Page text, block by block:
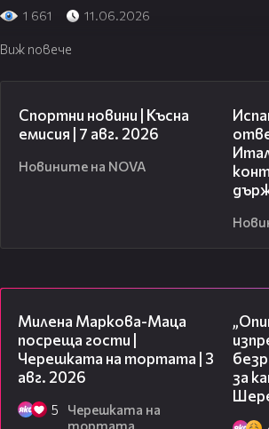
1 661 11.06.2026
Виж повече
Спортни новини | Късна
емисия | 7 авг. 2026
Новините на NOVA
Милена Маркова-Маца
посреща гости |
Черешката на тортата | 3
авг. 2026
5
Черешката на
тортата
за